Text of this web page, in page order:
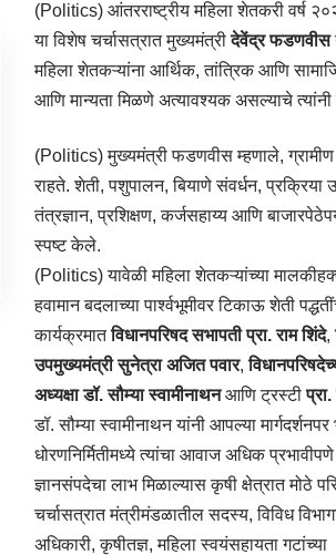
(Politics) आंतरराष्ट्रीय महिला शेतकरी वर्ष
या विशेष चर्चासत्रात मुख्यमंत्रीदेवेंद्र फडणवीस
महिला शेतकऱ्यांना आर्थिक, तांत्रिक आणि
आणि मान्यता मिळणे अत्यावश्यक असल्याचे त्यांनी
(Politics) मुख्यमंत्री फडणवीस म्हणाले, ग्रामीण
राहते. शेती, पशुपालन, बियाणे संवर्धन, प्रक्रिया
तंत्रज्ञान, प्रशिक्षण, कर्जसहाय्य आणि
स्पष्ट केले.
(Politics) यावेळी महिला शेतकऱ्यांच्या
हवामान बदलाच्या पार्श्वभूमीवर टिकाऊ शेती
कार्यक्रमातविधानपरिषद सभापती प्रा. राम शिंदे,
उपमुख्यमंत्री सुनेत्रा अजित पवार,
अध्यक्षा डॉ. सौम्या स्वामीनाथनआणि ट्रस्टीप्रा.
डॉ. सौम्या स्वामीनाथन यांनी आपल्या
धोरणनिर्मितीमध्ये त्यांचा आवाज अधिक
ज्ञानसंपदेचा लाभ मिळाल्यास कृषी क्षेत्रात मोठे
चर्चासत्रात मंत्रीमंडळातील सदस्य, विविध
अधिकारी, कृषीतज्ञ, महिला स्वयंसहायता गटांच्या